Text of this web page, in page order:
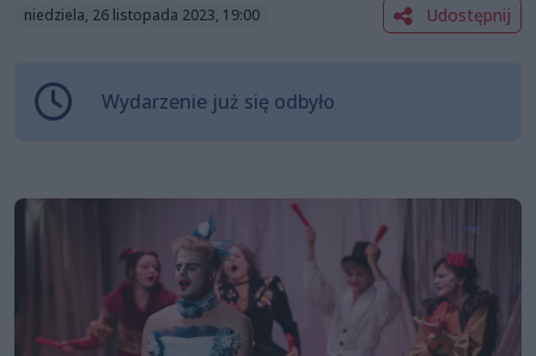
niedziela, 26 listopada 2023, 19:00
Udostępnij
Wydarzenie już się odbyło